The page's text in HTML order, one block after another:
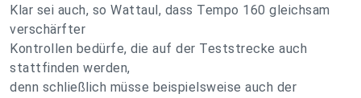
Klar sei auch, so Wattaul, dass Tempo 160 gleichsam
verschärfter
Kontrollen bedürfe, die auf der Teststrecke auch
stattfinden werden,
denn schließlich müsse beispielsweise auch der